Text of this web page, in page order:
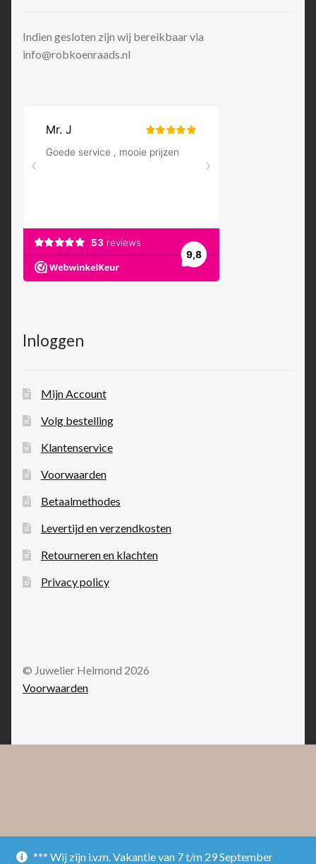
*** Wij zijn i.v.m. Vakantie van 7 t/m 29 September
Indien gesloten zijn wij bereikbaar via
info@robkoenraads.nl
Inloggen
Mijn Account
Volg bestelling
Klantenservice
Voorwaarden
Betaalmethodes
Levertijd en verzendkosten
Retourneren en klachten
Privacy policy
© Juwelier Helmond 2026
Voorwaarden